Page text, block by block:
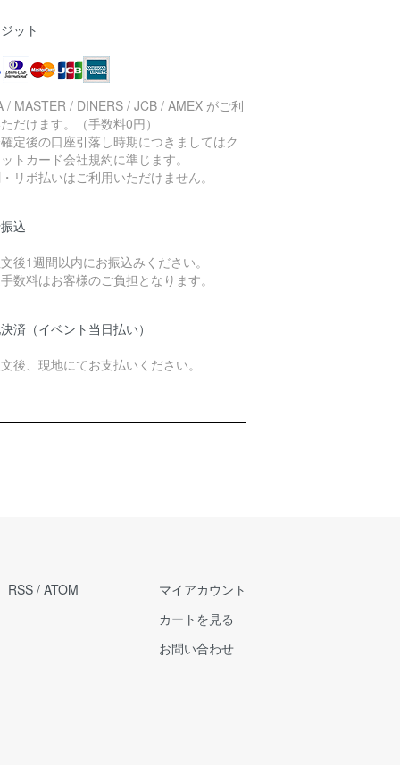
ット
/ MASTER / DINERS / JCB / AMEX がご利
だけます。（手数料0円）
定後の口座引落し時期につきましてはク
トカード会社規約に準じます。
リボ払いはご利用いただけません。
込
後1週間以内にお振込みください。
数料はお客様のご負担となります。
済（イベント当日払い）
後、現地にてお支払いください。
RSS / ATOM
マイアカウント
カートを見る
お問い合わせ